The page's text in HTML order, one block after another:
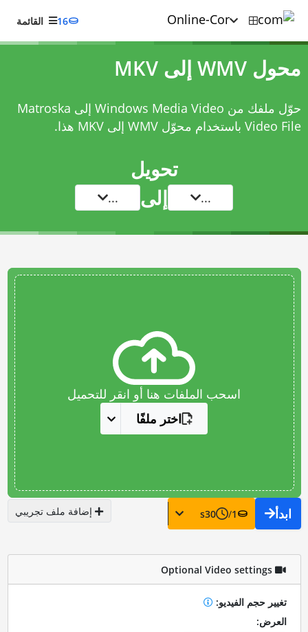
16 القائمة
محول WMV إلى MKV
حوّل ملفك من Windows Media Video إلى Matroska
Video File باستخدام
محوّل WMV إلى MKV هذا.
تحويل
... إلى ...
اسحب الملفات هنا أو انقر للتحميل
اختر ملفًا
ابدأ 1
/
30
s إضافة ملف تجريبي
Optional Video settings
تغيير حجم الفيديو:
العرض: